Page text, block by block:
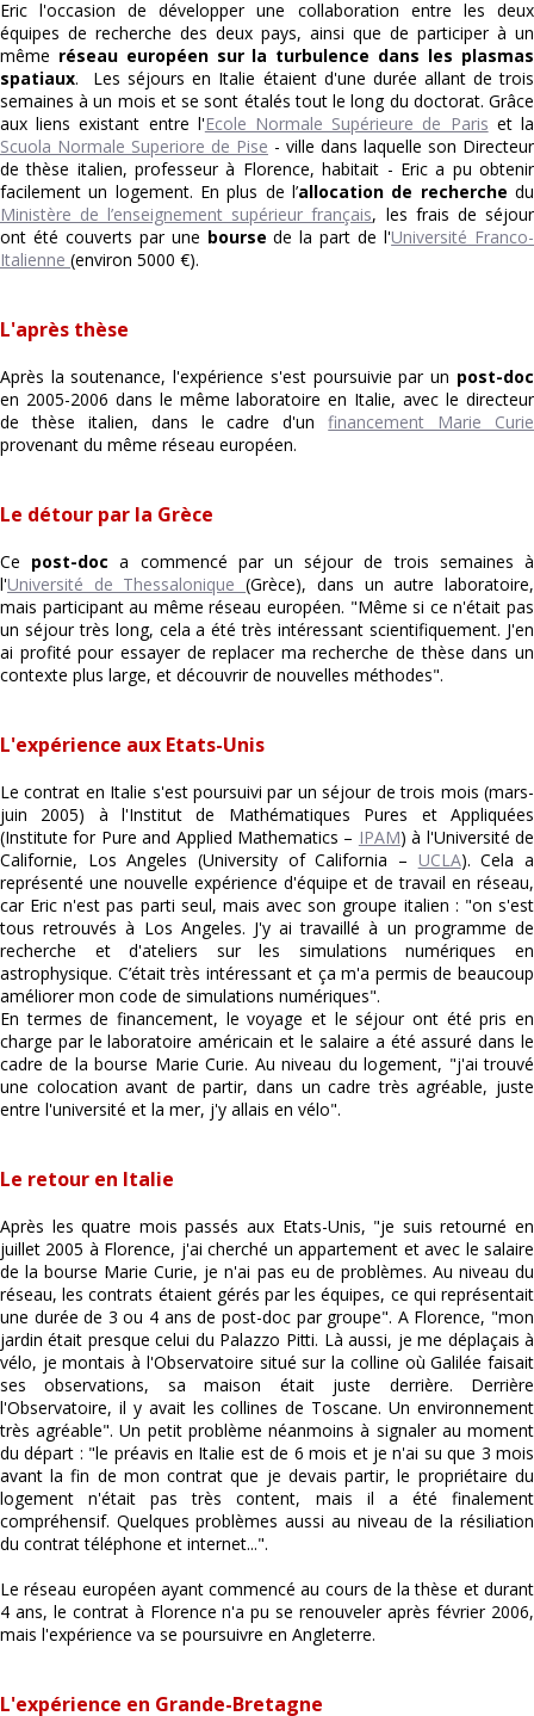
Eric l'occasion de développer une collaboration entre les deux
équipes de recherche des deux pays, ainsi que de participer à un
même réseau européen sur la turbulence dans les plasmas
spatiaux. Les séjours en Italie étaient d'une durée allant de trois
semaines à un mois et se sont étalés tout le long du doctorat. Grâce
aux liens existant entre l'Ecole Normale Supérieure de Paris et la
Scuola Normale Superiore de Pise - ville dans laquelle son Directeur
de thèse italien, professeur à Florence, habitait - Eric a pu obtenir
facilement un logement. En plus de l’allocation de recherche du
Ministère de l’enseignement supérieur français, les frais de séjour
ont été couverts par une bourse de la part de l'Université Franco-
Italienne (environ 5000 €).
L'après thèse
Après la soutenance, l'expérience s'est poursuivie par un post-doc
en 2005-2006 dans le même laboratoire en Italie, avec le directeur
de thèse italien, dans le cadre d'unfinancement Marie Curie
provenant du même réseau européen.
Le détour par la Grèce
Ce post-doc a commencé par un séjour de trois semaines à
l'Université de Thessalonique(Grèce), dans un autre laboratoire,
mais participant au même réseau européen. "Même si ce n'était pas
un séjour très long, cela a été très intéressant scientifiquement. J'en
ai profité pour essayer de replacer ma recherche de thèse dans un
contexte plus large, et découvrir de nouvelles méthodes".
L'expérience aux Etats-Unis
Le contrat en Italie s'est poursuivi par un séjour de trois mois (mars-
juin 2005) à l'Institut de Mathématiques Pures et Appliquées
(Institute for Pure and Applied Mathematics – IPAM) à l'Université de
Californie, Los Angeles (University of California – UCLA). Cela a
représenté une nouvelle expérience d'équipe et de travail en réseau,
car Eric n'est pas parti seul, mais avec son groupe italien : "on s'est
tous retrouvés à Los Angeles. J'y ai travaillé à un programme de
recherche et d'ateliers sur les simulations numériques en
astrophysique. C’était très intéressant et ça m'a permis de beaucoup
améliorer mon code de simulations numériques".
En termes de financement, le voyage et le séjour ont été pris en
charge par le laboratoire américain et le salaire a été assuré dans le
cadre de la bourse Marie Curie. Au niveau du logement, "j'ai trouvé
une colocation avant de partir, dans un cadre très agréable, juste
entre l'université et la mer, j'y allais en vélo".
Le retour en Italie
Après les quatre mois passés aux Etats-Unis, "je suis retourné en
juillet 2005 à Florence, j'ai cherché un appartement et avec le salaire
de la bourse Marie Curie, je n'ai pas eu de problèmes. Au niveau du
réseau, les contrats étaient gérés par les équipes, ce qui représentait
une durée de 3 ou 4 ans de post-doc par groupe". A Florence, "mon
jardin était presque celui du Palazzo Pitti. Là aussi, je me déplaçais à
vélo, je montais à l'Observatoire situé sur la colline où Galilée faisait
ses observations, sa maison était juste derrière. Derrière
l'Observatoire, il y avait les collines de Toscane. Un environnement
très agréable". Un petit problème néanmoins à signaler au moment
du départ : "le préavis en Italie est de 6 mois et je n'ai su que 3 mois
avant la fin de mon contrat que je devais partir, le propriétaire du
logement n'était pas très content, mais il a été finalement
compréhensif. Quelques problèmes aussi au niveau de la résiliation
du contrat téléphone et internet...".
Le réseau européen ayant commencé au cours de la thèse et durant
4 ans, le contrat à Florence n'a pu se renouveler après février 2006,
mais l'expérience va se poursuivre en Angleterre.
L'expérience en Grande-Bretagne